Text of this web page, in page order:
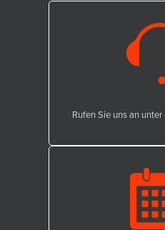
Rufen Sie uns an